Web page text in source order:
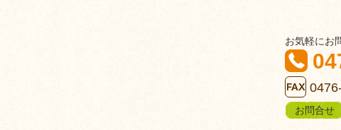
お気軽にお
お問合せ